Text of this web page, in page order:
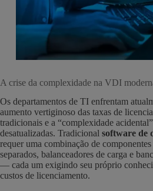
A crise da complexidade na VDI
Os departamentos de TI enfrentam
aumento vertiginoso das taxas de
tradicionais e a “complexidade
desatualizadas. Tradicional software de
requer uma combinação de
separados, balanceadores de carga e
— cada um exigindo seu próprio
custos de licenciamento.